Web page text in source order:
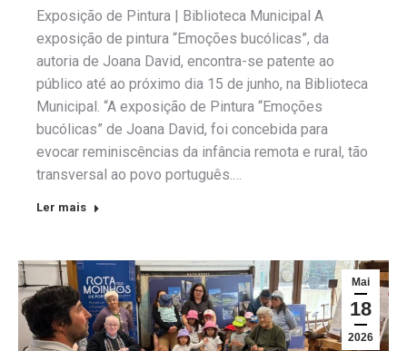
Exposição de Pintura | Biblioteca Municipal A
exposição de pintura “Emoções bucólicas”, da
autoria de Joana David, encontra-se patente ao
público até ao próximo dia 15 de junho, na Biblioteca
Municipal. “A exposição de Pintura “Emoções
bucólicas” de Joana David, foi concebida para
evocar reminiscências da infância remota e rural, tão
transversal ao povo português.…
Ler mais
Mai
18
2026